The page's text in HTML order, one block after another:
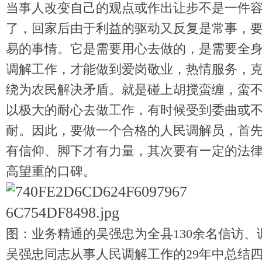
当事人改变自己的观点或作出让步不是一件
了，回家后由于利益的驱动又反复是常事，
易的事情。它是需要用心去做的，是需要全
调解工作，才能做到爱岗敬业，热情服务，
绕为农民解决矛盾。就是碰上胡搅蛮缠，蛮
以极大的耐心去做工作，有时候受到委曲或
耐。因此，要做一个合格的人民调解员，首
有信仰、脚下才有力量，其次要有ー定的法
高望重的口碑。
图：业务精通的吴强忠为全县130余名信访、
吴强忠同志从事人民调解工作的29年中总结